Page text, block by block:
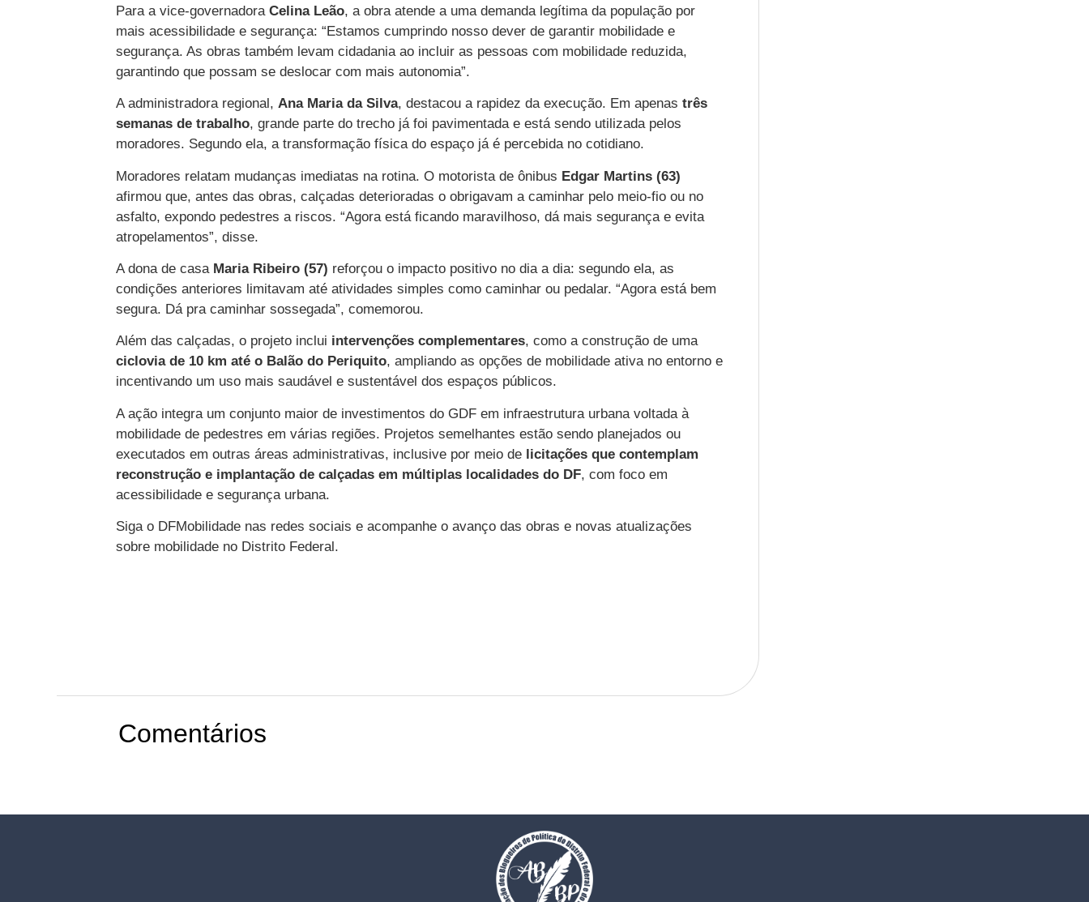
Para a vice-governadora Celina Leão, a obra atende a uma demanda legítima da população por
mais acessibilidade e segurança: “Estamos cumprindo nosso dever de garantir mobilidade e
segurança. As obras também levam cidadania ao incluir as pessoas com mobilidade reduzida,
garantindo que possam se deslocar com mais autonomia”.
A administradora regional, Ana Maria da Silva, destacou a rapidez da execução. Em apenas três
semanas de trabalho, grande parte do trecho já foi pavimentada e está sendo utilizada pelos
moradores. Segundo ela, a transformação física do espaço já é percebida no cotidiano.
Moradores relatam mudanças imediatas na rotina. O motorista de ônibus Edgar Martins (63)
afirmou que, antes das obras, calçadas deterioradas o obrigavam a caminhar pelo meio-fio ou no
asfalto, expondo pedestres a riscos. “Agora está ficando maravilhoso, dá mais segurança e evita
atropelamentos”, disse.
A dona de casa Maria Ribeiro (57) reforçou o impacto positivo no dia a dia: segundo ela, as
condições anteriores limitavam até atividades simples como caminhar ou pedalar. “Agora está bem
segura. Dá pra caminhar sossegada”, comemorou.
Além das calçadas, o projeto inclui intervenções complementares, como a construção de uma
ciclovia de 10 km até o Balão do Periquito, ampliando as opções de mobilidade ativa no entorno e
incentivando um uso mais saudável e sustentável dos espaços públicos.
A ação integra um conjunto maior de investimentos do GDF em infraestrutura urbana voltada à
mobilidade de pedestres em várias regiões. Projetos semelhantes estão sendo planejados ou
executados em outras áreas administrativas, inclusive por meio de licitações que contemplam
reconstrução e implantação de calçadas em múltiplas localidades do DF, com foco em
acessibilidade e segurança urbana.
Siga o DFMobilidade nas redes sociais e acompanhe o avanço das obras e novas atualizações
sobre mobilidade no Distrito Federal.
Comentários